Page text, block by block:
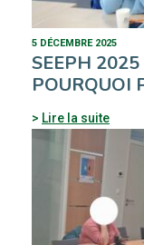
5 DÉCEMBRE 2025
SEEPH
POURQUOI
Lire la suite